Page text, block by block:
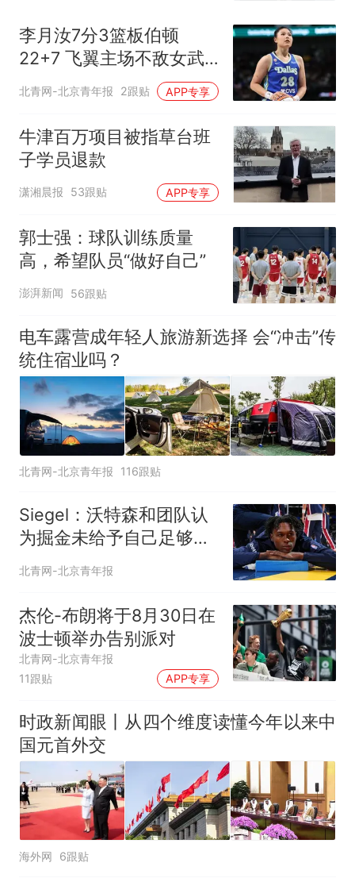
李月汝7分3篮板伯顿
22+7 飞翼主场不敌女武
神
北青网-北京青年报 2跟贴 APP专享
牛津百万项目被指草台班
子学员退款
潇湘晨报 53跟贴 APP专享
郭士强：球队训练质量
高，希望队员“做好自己”
澎湃新闻 56跟贴
电车露营成年轻人旅游新选择 会“冲击”传
统住宿业吗？
北青网-北京青年报 116跟贴
Siegel：沃特森和团队认
为掘金未给予自己足够的
尊重
北青网-北京青年报
杰伦-布朗将于8月30日在
波士顿举办告别派对
北青网-北京青年报
11跟贴
APP专享
时政新闻眼丨从四个维度读懂今年以来中
国元首外交
海外网 6跟贴